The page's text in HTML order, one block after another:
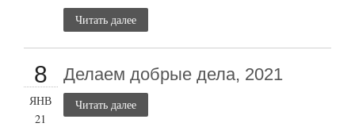
Читать далее
8
ЯНВ
21
Делаем добрые дела, 2021
Читать далее